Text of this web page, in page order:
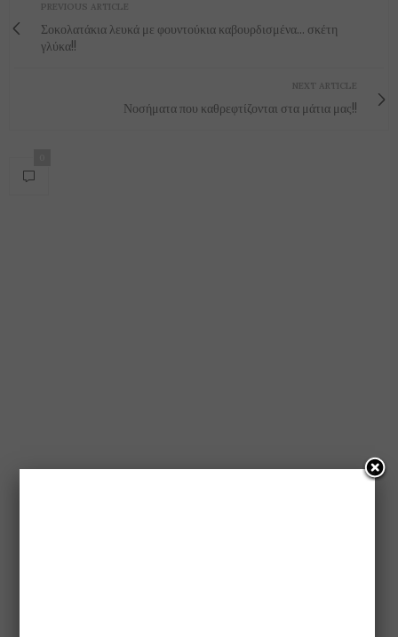
PREVIOUS ARTICLE
Σοκολατάκια λευκά με φουντούκια καβουρδισμένα... σκέτη
γλύκα!!
NEXT ARTICLE
Νοσήματα που καθρεφτίζονται στα μάτια μας!!